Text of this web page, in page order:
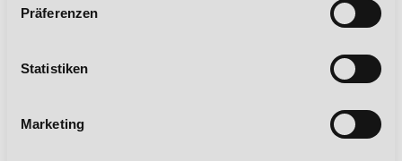
Präferenzen
Statistiken
Marketing
Retenetion
Retinaculum
Retraktion